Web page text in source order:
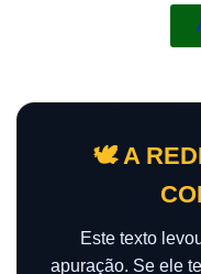
🕊️ A
Este texto
apuração. Se ele